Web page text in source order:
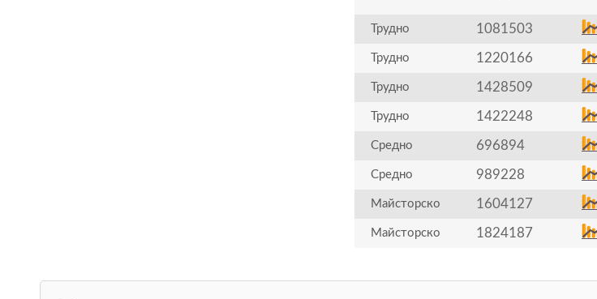
Трудно 1081503
Трудно 1220166
Трудно 1428509
Трудно 1422248
Средно 696894
Средно 989228
Майсторско 1604127
Майсторско 1824187